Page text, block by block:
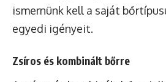
ismernünk kell a saját
egyedi igényeit.
Zsíros és kombinált bőrre